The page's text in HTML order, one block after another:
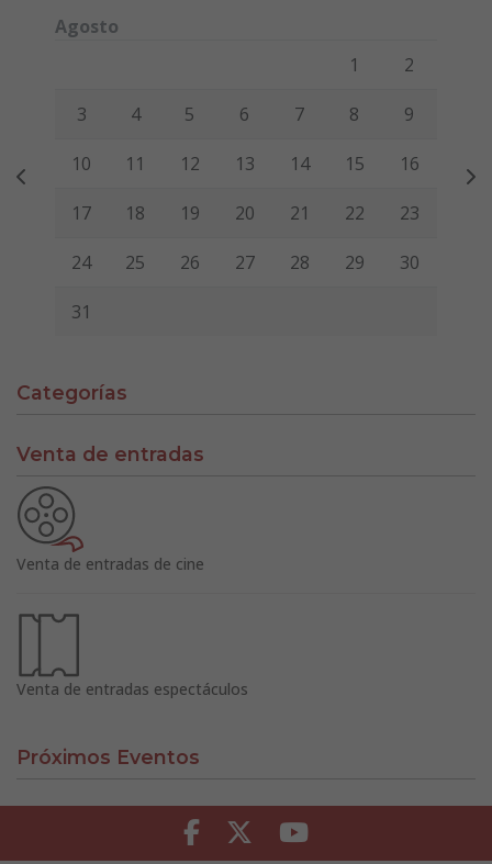
Agosto
Viernes Sábado
1 2
3 4 5 6 7 8 9
10 11 12 13 14 15 16
17 18 19 20 21 22 23
24 25 26 27 28 29 30
31
Categorías
Venta de entradas
Venta de entradas de cine
Venta de entradas espectáculos
Próximos Eventos
Facebook Twitter Youtube